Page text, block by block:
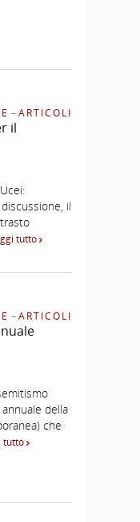
–ARTICOLI
il
il
tutto
–ARTICOLI
della
che
tutto